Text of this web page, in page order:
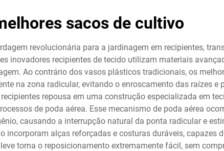
sacos de cultivo
revolucionária para a jardinagem em recipientes,
inovadores recipientes de tecido utilizam materiais
Ao contrário dos vasos plásticos tradicionais, os
na zona radicular, evitando o enroscamento das raízes e
repousa em uma construção especializada em
de poda aérea. Esse mecanismo de poda aérea
causando a interrupção natural da ponta radicular e
incorporam alças reforçadas e costuras duráveis, capazes
torna o reposicionamento extremamente fácil, sem